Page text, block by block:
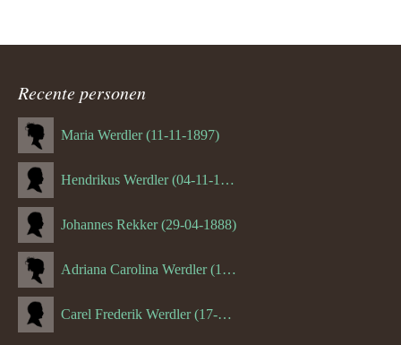
Recente personen
Maria Werdler (11-11-1897)
Hendrikus Werdler (04-11-1904)
Johannes Rekker (29-04-1888)
Adriana Carolina Werdler (18-02-1884)
Carel Frederik Werdler (17-06-1893)